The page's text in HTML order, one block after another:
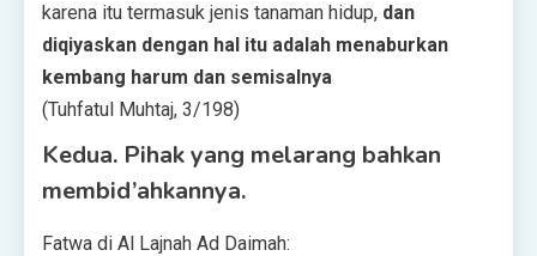
karena itu termasuk jenis tanaman hidup, dan
diqiyaskan dengan hal itu adalah menaburkan
kembang harum dan semisalnya
(Tuhfatul Muhtaj, 3/198)
Kedua. Pihak yang melarang bahkan
membid’ahkannya.
Fatwa di Al Lajnah Ad Daimah: